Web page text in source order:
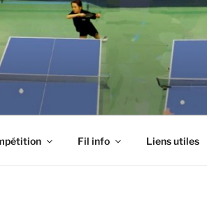
Fil info Liens utiles